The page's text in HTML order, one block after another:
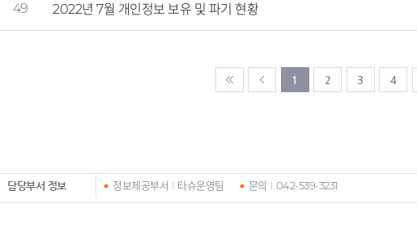
49 2022년 7월 개인정보 보유 및 파기 현황
1 2 3 4
담당부서 정보 정보제공부서 타슈운영팀 문의 042-539-3231